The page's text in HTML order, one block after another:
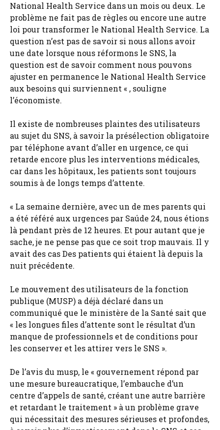
National Health Service dans un mois ou deux. Le
problème ne fait pas de règles ou encore une autre
loi pour transformer le National Health Service. La
question n’est pas de savoir si nous allons avoir
une date lorsque nous réformons le SNS, la
question est de savoir comment nous pouvons
ajuster en permanence le National Health Service
aux besoins qui surviennent « , souligne
l’économiste.
Il existe de nombreuses plaintes des utilisateurs
au sujet du SNS, à savoir la présélection obligatoire
par téléphone avant d’aller en urgence, ce qui
retarde encore plus les interventions médicales,
car dans les hôpitaux, les patients sont toujours
soumis à de longs temps d’attente.
« La semaine dernière, avec un de mes parents qui
a été référé aux urgences par Saúde 24, nous étions
là pendant près de 12 heures. Et pour autant que je
sache, je ne pense pas que ce soit trop mauvais. Il y
avait des cas Des patients qui étaient là depuis la
nuit précédente.
Le mouvement des utilisateurs de la fonction
publique (MUSP) a déjà déclaré dans un
communiqué que le ministère de la Santé sait que
« les longues files d’attente sont le résultat d’un
manque de professionnels et de conditions pour
les conserver et les attirer vers le SNS ».
De l’avis du musp, le « gouvernement répond par
une mesure bureaucratique, l’embauche d’un
centre d’appels de santé, créant une autre barrière
et retardant le traitement » à un problème grave
qui nécessitait des mesures sérieuses et profondes,